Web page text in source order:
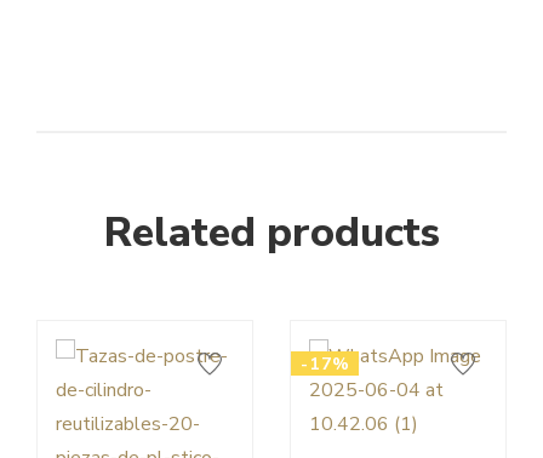
Related products
-17%